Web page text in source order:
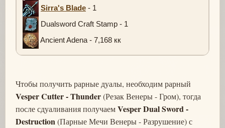
Sirra's Blade - 1
Dualsword Craft Stamp - 1
Ancient Adena - 7,168 кк
Чтобы получить рарные дуалы, необходим рарный
Vesper Cutter - Thunder(Резак Венеры - Гром), тогда
после сдуаливания получаемVesper Dual Sword -
Destruction(Парные Мечи Венеры - Разрушение) с